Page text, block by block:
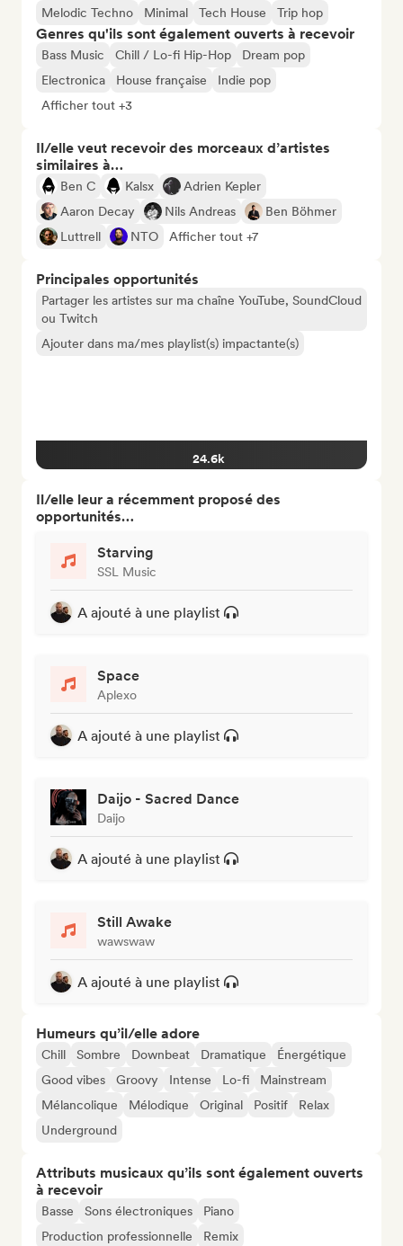
Melodic Techno
Minimal Tech House Trip hop
Genres qu'ils sont également ouverts à recevoir
Bass Music Chill / Lo-fi Hip-Hop
Dream pop
Electronica
House française
Indie pop
Afficher tout +3
Il/elle veut recevoir des morceaux d’artistes
similaires à…
Ben C Kalsx
Adrien Kepler
Aaron Decay
Nils Andreas
Ben Böhmer
Luttrell
NTO Afficher tout +7
Principales opportunités
Partager les artistes sur ma chaîne YouTube, SoundCloud
ou Twitch
Ajouter dans ma/mes playlist(s) impactante(s)
24.6k
Il/elle leur a récemment proposé des
opportunités…
Starving
SSL Music
A ajouté à une playlist
Space
Aplexo
A ajouté à une playlist
Daijo - Sacred Dance
Daijo
A ajouté à une playlist
Still Awake
wawswaw
A ajouté à une playlist
Humeurs qu’il/elle adore
Chill Sombre Downbeat Dramatique
Énergétique
Good vibes
Groovy Intense Lo-fi
Mainstream
Mélancolique
Mélodique Original Positif
Relax
Underground
Attributs musicaux qu’ils sont également ouverts
à recevoir
Basse Sons électroniques
Piano
Production professionnelle
Remix